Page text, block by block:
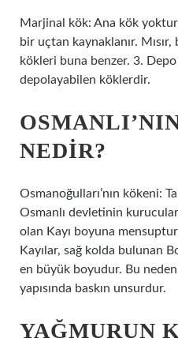
Marjinal kök: Ana kök
bir uçtan kaynaklanır.
kökleri buna benzer. 3.
depolayabilen köklerdir.
NEDIR?
Osmanoğulları’nın kökeni:
Osmanlı devletinin
olan Kayı boyuna
Kayılar, sağ kolda bulunan
en büyük boyudur. Bu
yapısında baskın unsurdur.
YAĞMURUN